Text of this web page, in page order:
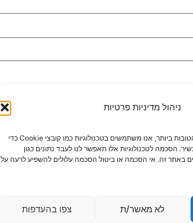
ניהול מדיניות פרטיות
כדי לספק את חוויות המשתמש הטובות ביותר, אנו משתמשים בטכנולוגיות כמו קובצי Cookie כדי
הסכמה לטכנולוגיות אלו תאפשר לנו לעבד נתונים כגון
באתר זה. אי הסכמה או ביטול הסכמה עלולים להשפיע לרעה על
לא מאשר/ת צפו בהעדפות